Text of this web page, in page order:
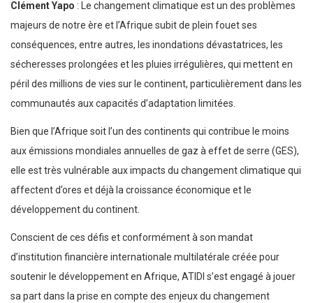
Clément Yapo : Le changement climatique est un des problèmes
majeurs de notre ère et l’Afrique subit de plein fouet ses
conséquences, entre autres, les inondations dévastatrices, les
sécheresses prolongées et les pluies irrégulières, qui mettent en
péril des millions de vies sur le continent, particulièrement dans les
communautés aux capacités d’adaptation limitées.
Bien que l’Afrique soit l’un des continents qui contribue le moins
aux émissions mondiales annuelles de gaz à effet de serre (GES),
elle est très vulnérable aux impacts du changement climatique qui
affectent d’ores et déjà la croissance économique et le
développement du continent.
Conscient de ces défis et conformément à son mandat
d’institution financière internationale multilatérale créée pour
soutenir le développement en Afrique, ATIDI s’est engagé à jouer
sa part dans la prise en compte des enjeux du changement